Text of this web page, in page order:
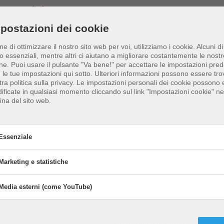
dei cookie
di ottimizzare il nostro sito web per voi, utilizziamo i cookie. Alcuni
essenziali, mentre altri ci aiutano a migliorare costantemente le
Puoi usare il pulsante "Va bene!" per accettare le impostazioni
le tue impostazioni qui sotto. Ulteriori informazioni possono essere
politica sulla privacy. Le impostazioni personali dei cookie possono
in qualsiasi momento cliccando sul link "Impostazioni cookie"
del sito web.
essenziali abilitano le funzioni di base e sono necessari per il
e statistiche
editori per visualizzare pubblicità
Attivare
esterni (come YouTube)
Media esterni (come YouTube)
Tecniche
una panoramica
e comprensibile
essenziali del
volley. Ricezione✓
Attacco✓ Blocco✓
avete bisogno nella
attrezzatura da
Ball✓ Clothes✓
protection✓
volley